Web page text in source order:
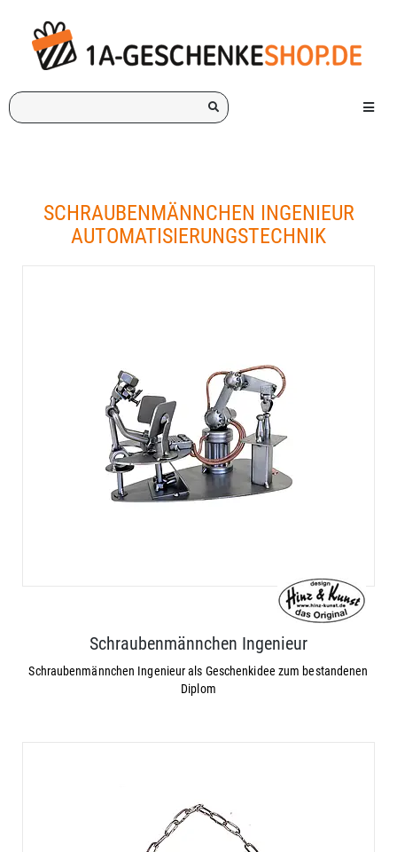
Ich
suche
Menü
SCHRAUBENMÄNNCHEN INGENIEUR
AUTOMATISIERUNGSTECHNIK
Schraubenmännchen Ingenieur
Schraubenmännchen Ingenieur als Geschenkidee zum bestandenen
Diplom